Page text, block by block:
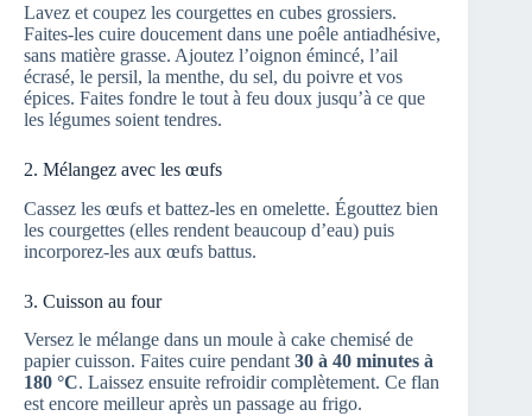
Lavez et coupez les courgettes en cubes grossiers.
Faites-les cuire doucement dans une poêle antiadhésive,
sans matière grasse. Ajoutez l’oignon émincé, l’ail
écrasé, le persil, la menthe, du sel, du poivre et vos
épices. Faites fondre le tout à feu doux jusqu’à ce que
les légumes soient tendres.
2. Mélangez avec les œufs
Cassez les œufs et battez-les en omelette. Égouttez bien
les courgettes (elles rendent beaucoup d’eau) puis
incorporez-les aux œufs battus.
3. Cuisson au four
Versez le mélange dans un moule à cake chemisé de
papier cuisson. Faites cuire pendant 30 à 40 minutes à
180 °C. Laissez ensuite refroidir complètement. Ce flan
est encore meilleur après un passage au frigo.